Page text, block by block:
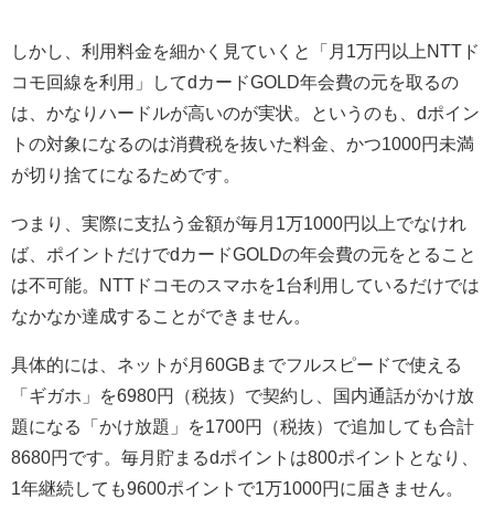
しかし、利用料金を細かく見ていくと「月1万円以上NTTド
コモ回線を利用」してdカードGOLD年会費の元を取るの
は、かなりハードルが高いのが実状。というのも、dポイン
トの対象になるのは消費税を抜いた料金、かつ1000円未満
が切り捨てになるためです。
つまり、実際に支払う金額が毎月1万1000円以上でなけれ
ば、ポイントだけでdカードGOLDの年会費の元をとること
は不可能。NTTドコモのスマホを1台利用しているだけでは
なかなか達成することができません。
具体的には、ネットが月60GBまでフルスピードで使える
「ギガホ」を6980円（税抜）で契約し、国内通話がかけ放
題になる「かけ放題」を1700円（税抜）で追加しても合計
8680円です。毎月貯まるdポイントは800ポイントとなり、
1年継続しても9600ポイントで1万1000円に届きません。